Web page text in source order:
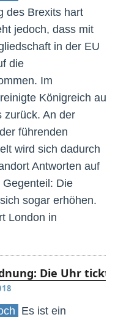
des Brexits hart
jedoch, dass mit
in der EU
die
Im
Königreich auf
zurück. An der
führenden
wird sich dadurch
Antworten auf
Die
sogar erhöhen.
London in
Die Uhr tickt
Es ist ein